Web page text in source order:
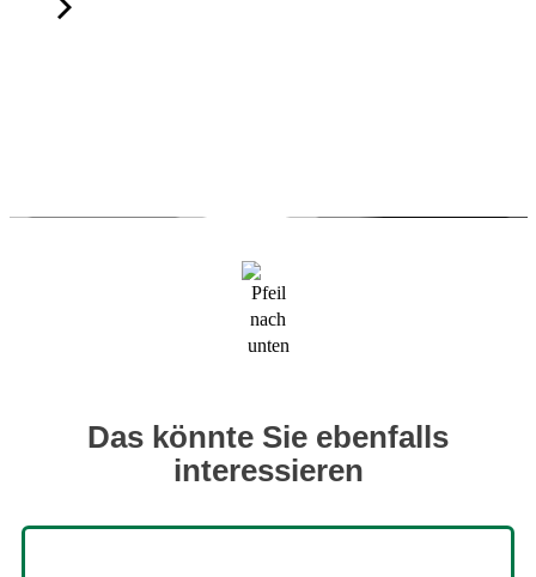
Das könnte Sie ebenfalls
interessieren